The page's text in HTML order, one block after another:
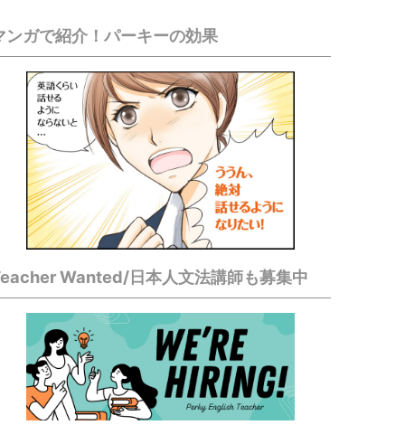
ンガで紹介！パーキーの効果
Wanted/日本人文法講師も募集中